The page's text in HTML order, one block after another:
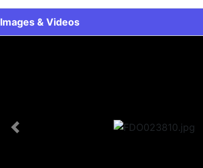
Images & Videos
Previous